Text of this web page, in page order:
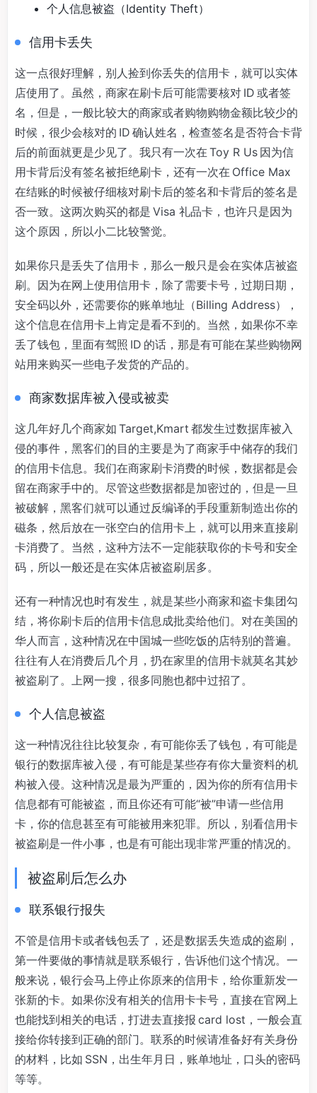
个人信息被盗（Identity Theft）
信用卡丢失
这一点很好理解，别人捡到你丢失的信用卡，就可以实体
店使用了。虽然，商家在刷卡后可能需要核对 ID 或者签
名，但是，一般比较大的商家或者购物购物金额比较少的
时候，很少会核对的 ID 确认姓名，检查签名是否符合卡背
后的前面就更是少见了。我只有一次在 Toy R Us 因为信
用卡背后没有签名被拒绝刷卡，还有一次在 Office Max
在结账的时候被仔细核对刷卡后的签名和卡背后的签名是
否一致。这两次购买的都是 Visa 礼品卡，也许只是因为
这个原因，所以小二比较警觉。
如果你只是丢失了信用卡，那么一般只是会在实体店被盗
刷。因为在网上使用信用卡，除了需要卡号，过期日期，
安全码以外，还需要你的账单地址（Billing Address），
这个信息在信用卡上肯定是看不到的。当然，如果你不幸
丢了钱包，里面有驾照 ID 的话，那是有可能在某些购物网
站用来购买一些电子发货的产品的。
商家数据库被入侵或被卖
这几年好几个商家如 Target,Kmart 都发生过数据库被入
侵的事件，黑客们的目的主要是为了商家手中储存的我们
的信用卡信息。我们在商家刷卡消费的时候，数据都是会
留在商家手中的。尽管这些数据都是加密过的，但是一旦
被破解，黑客们就可以通过反编译的手段重新制造出你的
磁条，然后放在一张空白的信用卡上，就可以用来直接刷
卡消费了。当然，这种方法不一定能获取你的卡号和安全
码，所以一般还是在实体店被盗刷居多。
还有一种情况也时有发生，就是某些小商家和盗卡集团勾
结，将你刷卡后的信用卡信息成批卖给他们。对在美国的
华人而言，这种情况在中国城一些吃饭的店特别的普遍。
往往有人在消费后几个月，扔在家里的信用卡就莫名其妙
被盗刷了。上网一搜，很多同胞也都中过招了。
个人信息被盗
这一种情况往往比较复杂，有可能你丢了钱包，有可能是
银行的数据库被入侵，有可能是某些存有你大量资料的机
构被入侵。这种情况是最为严重的，因为你的所有信用卡
信息都有可能被盗，而且你还有可能“被”申请一些信用
卡，你的信息甚至有可能被用来犯罪。所以，别看信用卡
被盗刷是一件小事，也是有可能出现非常严重的情况的。
被盗刷后怎么办
联系银行报失
不管是信用卡或者钱包丢了，还是数据丢失造成的盗刷，
第一件要做的事情就是联系银行，告诉他们这个情况。一
般来说，银行会马上停止你原来的信用卡，给你重新发一
张新的卡。如果你没有相关的信用卡卡号，直接在官网上
也能找到相关的电话，打进去直接报 card lost，一般会直
接给你转接到正确的部门。联系的时候请准备好有关身份
的材料，比如 SSN，出生年月日，账单地址，口头的密码
等等。